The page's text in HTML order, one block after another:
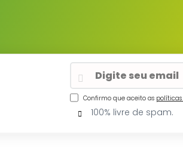
Confirmo que aceito as
100% livre de spam.